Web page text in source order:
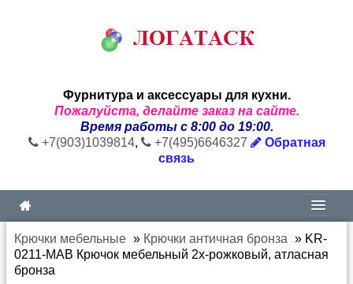
Фурнитура и аксессуары для кухни.
Пожалуйста, делайте заказ на сайте.
Время работы с 8:00 до 19:00.
+7(903)1039814, +7(495)6646327
Обратная
связь
Крючки мебельные » Крючки античная бронза » KR-
0211-MAB Крючок мебельный 2х-рожковый, атласная
бронза